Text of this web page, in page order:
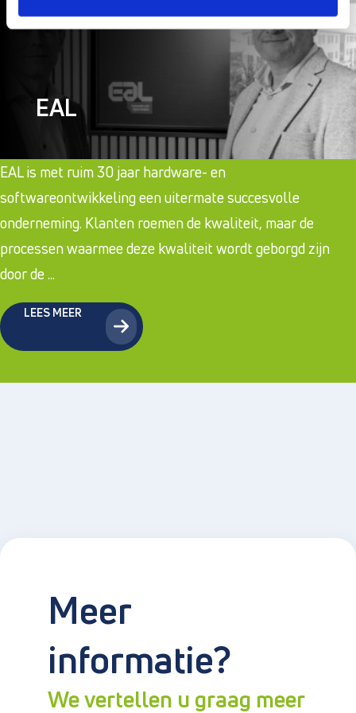
EAL
EAL is met ruim 30 jaar hardware- en
softwareontwikkeling een uitermate succesvolle
onderneming. Klanten roemen de kwaliteit, maar de
processen waarmee deze kwaliteit wordt geborgd zijn
door de ...
LEES MEER
Meer
informatie?
We vertellen u graag meer